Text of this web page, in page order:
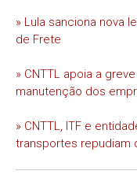
» Lula sanciona nova
de Frete
» CNTTL apoia a
manutenção dos
» CNTTL, ITF e
transportes repudiam